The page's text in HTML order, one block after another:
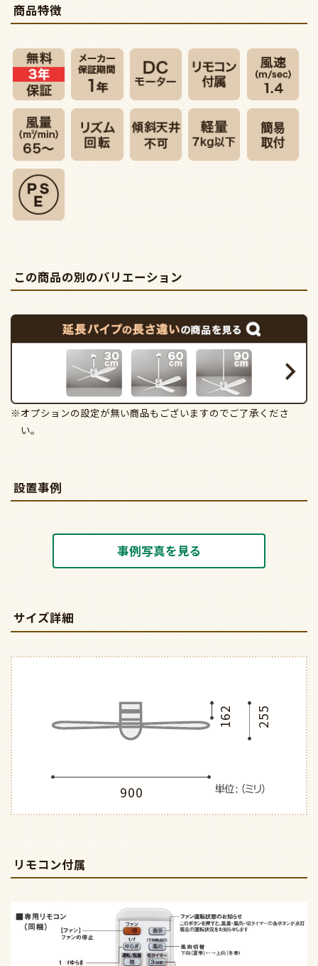
商品特徴
この商品の別のバリエーション
※オプションの設定が無い商品もございますのでご了承くださ
い。
設置事例
事例写真を見る
サイズ詳細
900
255
162
リモコン付属